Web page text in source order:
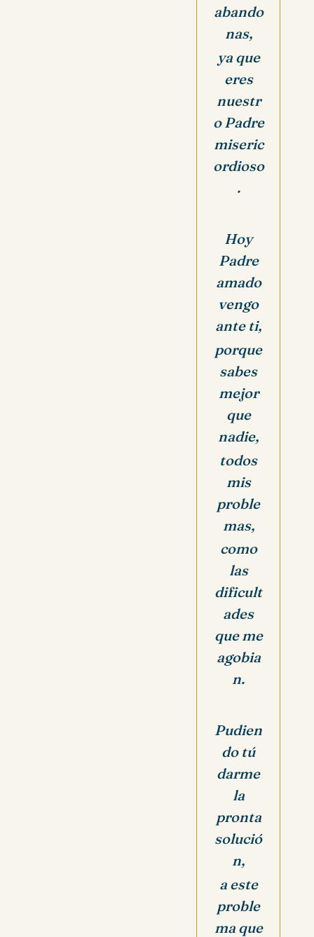
abando
nas,
ya que
eres
nuestr
o Padre
miseric
ordioso
.
Hoy
Padre
amado
vengo
ante ti,
porque
sabes
mejor
que
nadie,
todos
mis
proble
mas,
como
las
dificult
ades
que me
agobia
n.
Pudien
do tú
darme
la
pronta
solució
n,
a este
proble
ma que